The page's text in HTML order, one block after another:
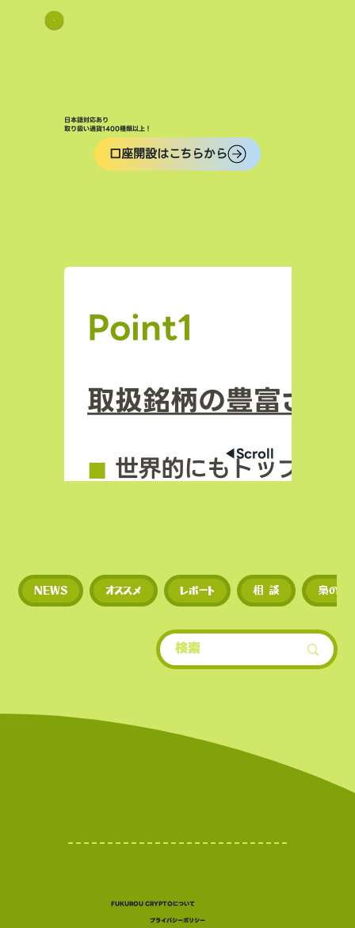
日本語対応あり
取り扱い通貨1400種類以上！
口座開設はこちらから
Point1
取扱銘柄の豊富さ
◼︎ 世界的にもトップクラ
◼︎新規トークンや草コイ
期に上場するため、投資
多い。
​• 世界的にもトップクラ
• 新規トークンや草コイ
期に上場するため、投資
世界的にもトップクラ世
（数千銘柄規模）。スの
◀︎Scroll
NEWS オススメ レポート 相 談 梟のひ
FUKUROU CRYPTOについて
プライバシーポリシー